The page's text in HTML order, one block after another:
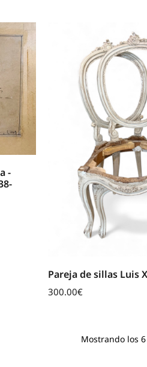
-
Pareja de sillas Luis
300.00€
Mostrando los